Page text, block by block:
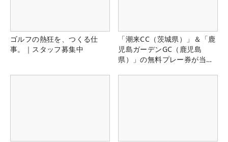
ゴルフの熱狂を、つくる仕
事。｜スタッフ募集中
「潮来CC（茨城県）」＆「鹿
児島ガーデンGC（鹿児島
県）」の無料プレー券が当た